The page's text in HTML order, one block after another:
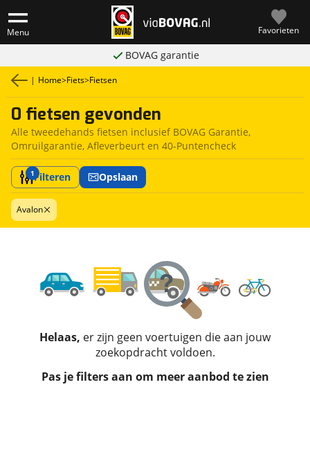
Menu Favorieten
BOVAG garantie
| Home>Fiets>Fietsen
0 fietsen gevonden
Alle tweedehands fietsen inclusief BOVAG Garantie,
Omruilgarantie, Afleverbeurt en 40-Puntencheck
1Filteren Opslaan
Avalon
Helaas, er zijn geen voertuigen die aan jouw
zoekopdracht voldoen.
Pas je filters aan om meer aanbod te zien